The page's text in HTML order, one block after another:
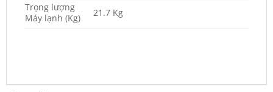
Trọng lượng
Máy lạnh (Kg)
21.7 Kg